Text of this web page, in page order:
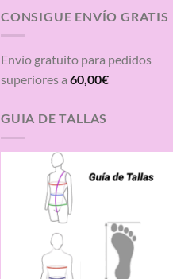
CONSIGUE ENVÍO GRATIS
Envío gratuito para pedidos
superiores a 60,00€
GUIA DE TALLAS